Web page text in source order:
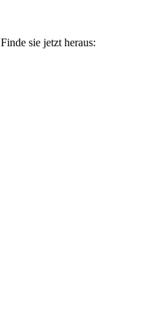
Finde sie jetzt heraus: